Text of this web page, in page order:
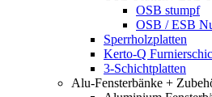
OSB stumpf
OSB / ESB
Sperrholzplatten
Kerto-Q
3-Schichtplatten
Alu-Fensterbänke +